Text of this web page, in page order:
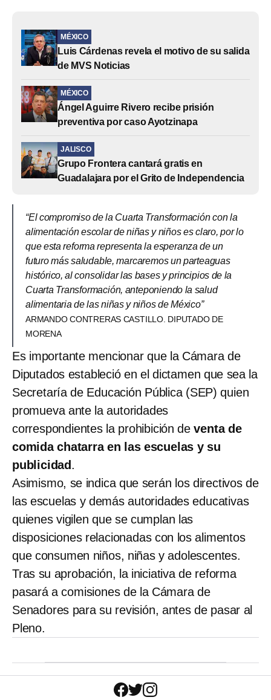
MÉXICO
Luis Cárdenas revela el motivo de su salida
de MVS Noticias
MÉXICO
Ángel Aguirre Rivero recibe prisión
preventiva por caso Ayotzinapa
JALISCO
Grupo Frontera cantará gratis en
Guadalajara por el Grito de Independencia
“El compromiso de la Cuarta Transformación con la
alimentación escolar de niñas y niños es claro, por lo
que esta reforma representa la esperanza de un
futuro más saludable, marcaremos un parteaguas
histórico, al consolidar las bases y principios de la
Cuarta Transformación, anteponiendo la salud
alimentaria de las niñas y niños de México”
ARMANDO CONTRERAS CASTILLO. DIPUTADO DE
MORENA
Es importante mencionar que la Cámara de
Diputados estableció en el dictamen que sea la
Secretaría de Educación Pública (SEP) quien
promueva ante la autoridades
correspondientes la prohibición deventa de
comida chatarra en las escuelas y su
publicidad .
Asimismo, se indica que serán los directivos de
las escuelas y demás autoridades educativas
quienes vigilen que se cumplan las
disposiciones relacionadas con los alimentos
que consumen niños, niñas y adolescentes.
Tras su aprobación, la iniciativa de reforma
pasará a comisiones de la Cámara de
Senadores para su revisión, antes de pasar al
Pleno.